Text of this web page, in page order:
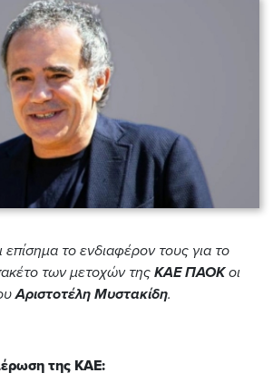
το ενδιαφέρον τους για το
των μετοχών της ΚΑΕ ΠΑΟΚοι
Αριστοτέλη Μυστακίδη.
της ΚΑΕ: